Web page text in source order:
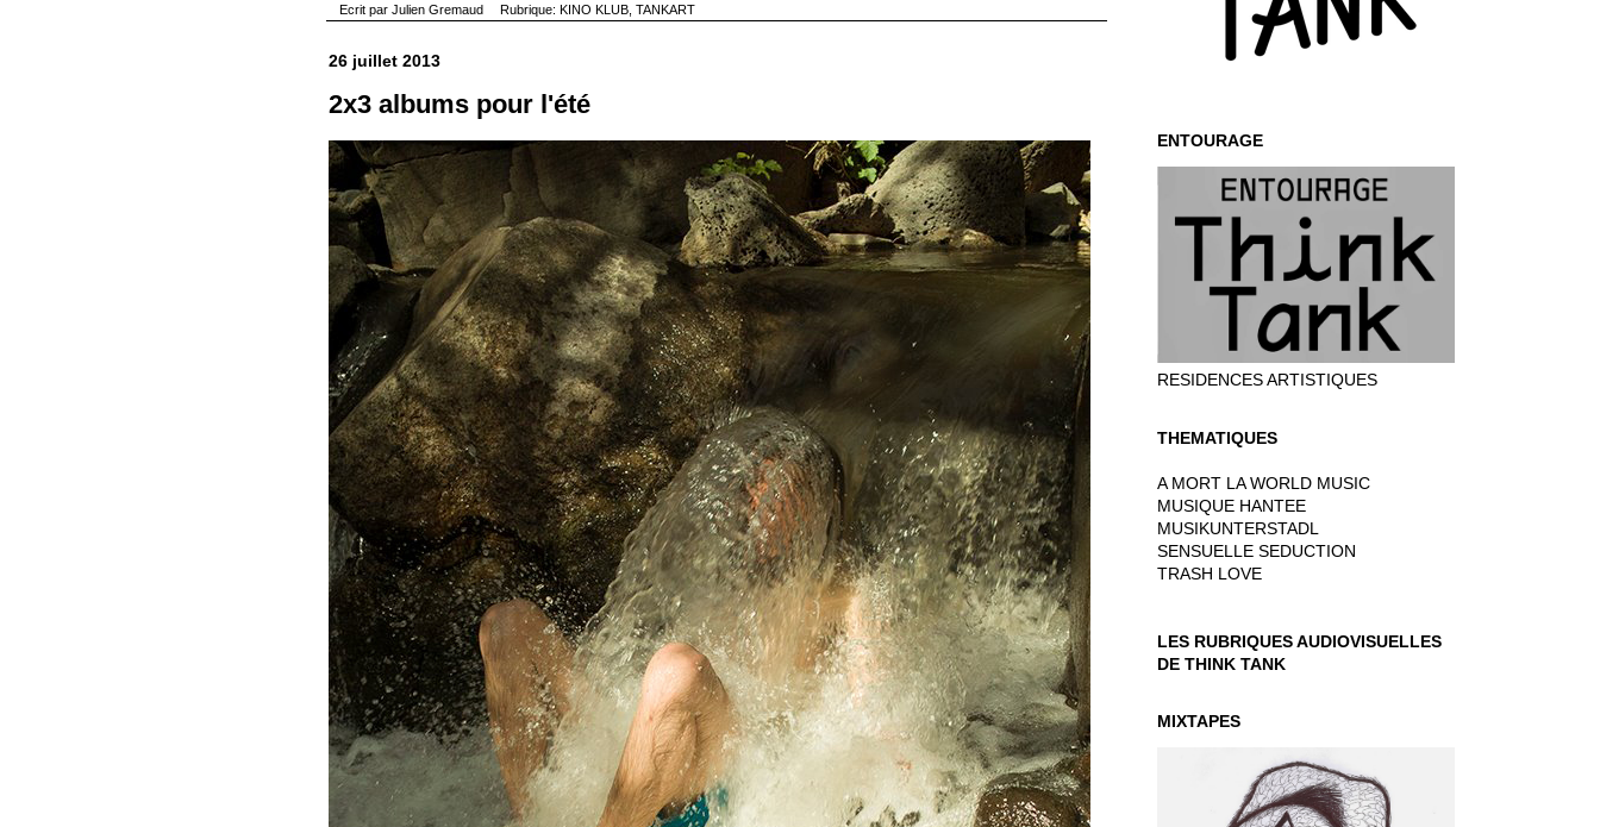
Ecrit parJulien Gremaud Rubrique:KINO KLUB ,TANKART
26 juillet 2013
2x3 albums pour l'été
ENTOURAGE
RESIDENCES ARTISTIQUES
THEMATIQUES
A MORT LA WORLD MUSIC
MUSIQUE HANTEE
MUSIKUNTERSTADL
SENSUELLE SEDUCTION
TRASH LOVE
LES RUBRIQUES AUDIOVISUELLES
DE THINK TANK
MIXTAPES